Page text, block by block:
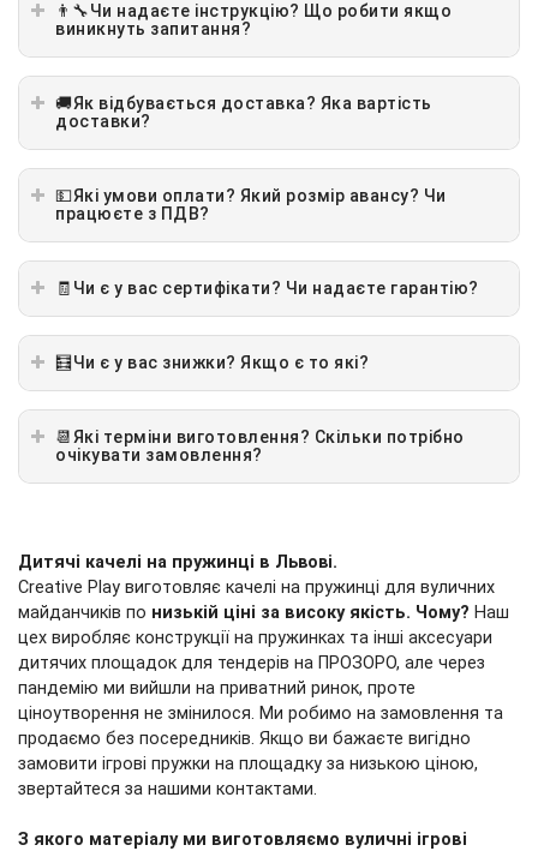
👨‍🔧Чи надаєте інструкцію? Що робити якщо
виникнуть запитання?
🚚Як відбувається доставка? Яка вартість
доставки?
💵Які умови оплати? Який розмір авансу? Чи
працюєте з ПДВ?
🧾Чи є у вас сертифікати? Чи надаєте гарантію?
🧮Чи є у вас знижки? Якщо є то які?
📆Які терміни виготовлення? Скільки потрібно
очікувати замовлення?
Дитячі качелі на пружинці в Львові.
Creative Play виготовляє качелі на пружинці для вуличних
майданчиків по низькій ціні за високу якість. Чому? Наш
цех виробляє конструкції на пружинках та інші аксесуари
дитячих площадок для тендерів на ПРОЗОРО, але через
пандемію ми вийшли на приватний ринок, проте
ціноутворення не змінилося. Ми робимо на замовлення та
продаємо без посередників. Якщо ви бажаєте вигідно
замовити ігрові пружки на площадку за низькою ціною,
звертайтеся за нашими контактами.
З якого матеріалу ми виготовляємо вуличні ігрові